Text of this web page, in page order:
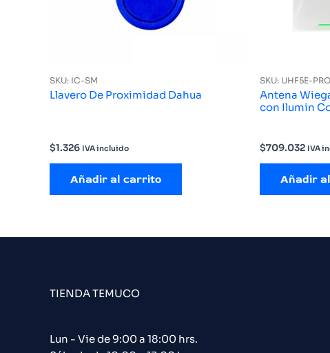
SKU: IC-SM
Llavero De Proximidad Dahua
$1.326 IVA incluido
Añadir al carrito
SKU: UHF5E-PRO
Antena
con Ilumin
$709.032 IVA
Añadir
TIENDA TEMUCO
Lun - Vie de 9:00 a 18:00 hrs.